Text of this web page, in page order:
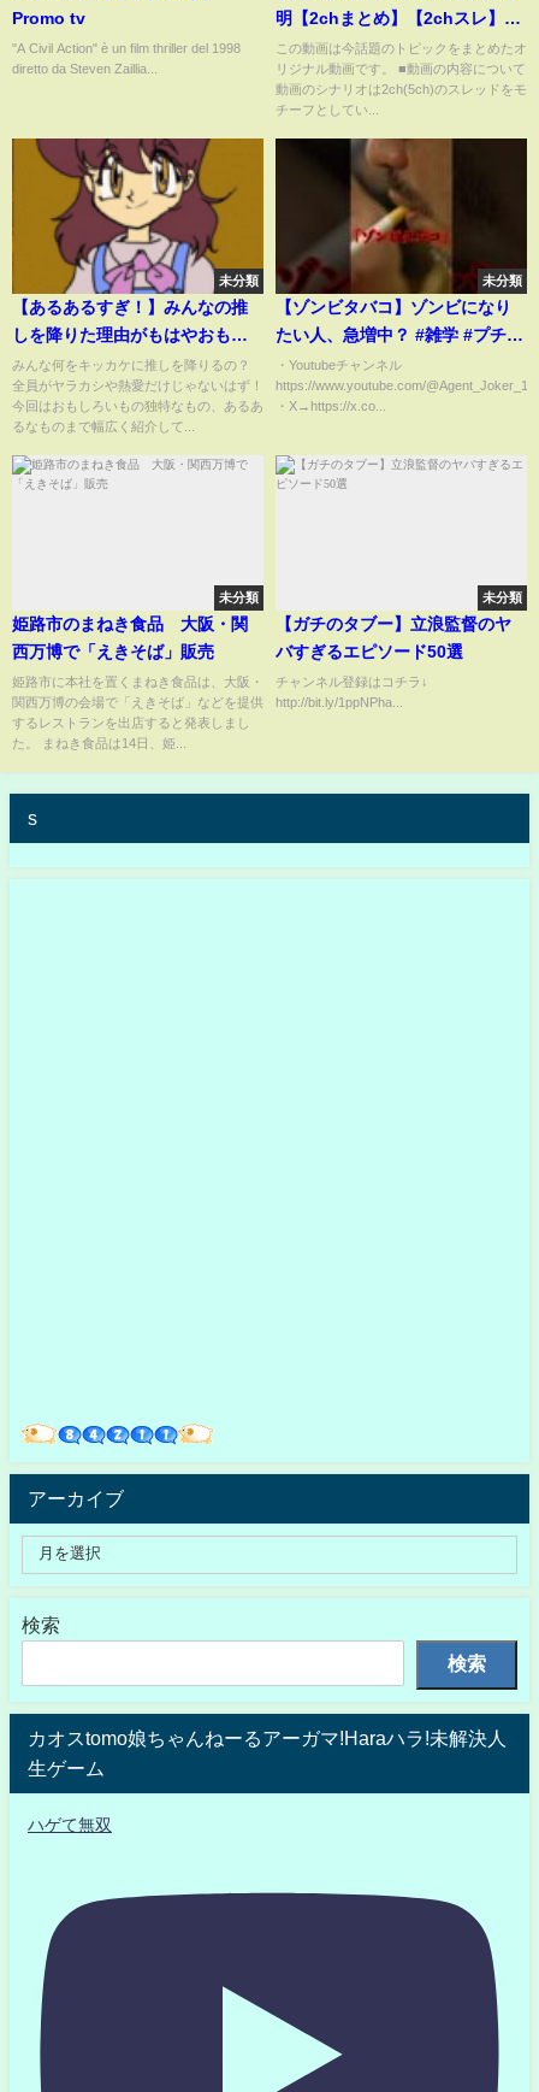
Promo tv
"A Civil Action" è un film thriller del 1998
diretto da Steven Zaillia...
明【2chまとめ】【2chスレ】
【5chスレ】
この動画は今話題のトピックをまとめたオ
リジナル動画です。 ■動画の内容について
動画のシナリオは2ch(5ch)のスレッドをモ
チーフとしてい...
未分類
【あるあるすぎ！】みんなの推
しを降りた理由がもはやおもろ
いｗｗｗｗ
みんな何をキッカケに推しを降りるの？
全員がヤラカシや熱愛だけじゃないはず！
今回はおもしろいもの独特なもの、あるあ
るなものまで幅広く紹介して...
未分類
【ゾンビタバコ】ゾンビになり
たい人、急増中？ #雑学 #プチ知
識 #人間心理 #ゾンビタバコ #社
会問題
・Youtubeチャンネル
https://www.youtube.com/
・X→https://x.co...
未分類
姫路市のまねき食品 大阪・関
西万博で「えきそば」販売
姫路市に本社を置くまねき食品は、大阪・
関西万博の会場で「えきそば」などを提供
するレストランを出店すると発表しまし
た。 まねき食品は14日、姫...
未分類
【ガチのタブー】立浪監督のヤ
バすぎるエピソード50選
チャンネル登録はコチラ↓
http://bit.ly/1ppNPha...
s
アーカイブ
検索
検索
カオスtomo娘ちゃんねーるアーガマ!Haraハラ!未解決人
生ゲーム
ハゲて無双